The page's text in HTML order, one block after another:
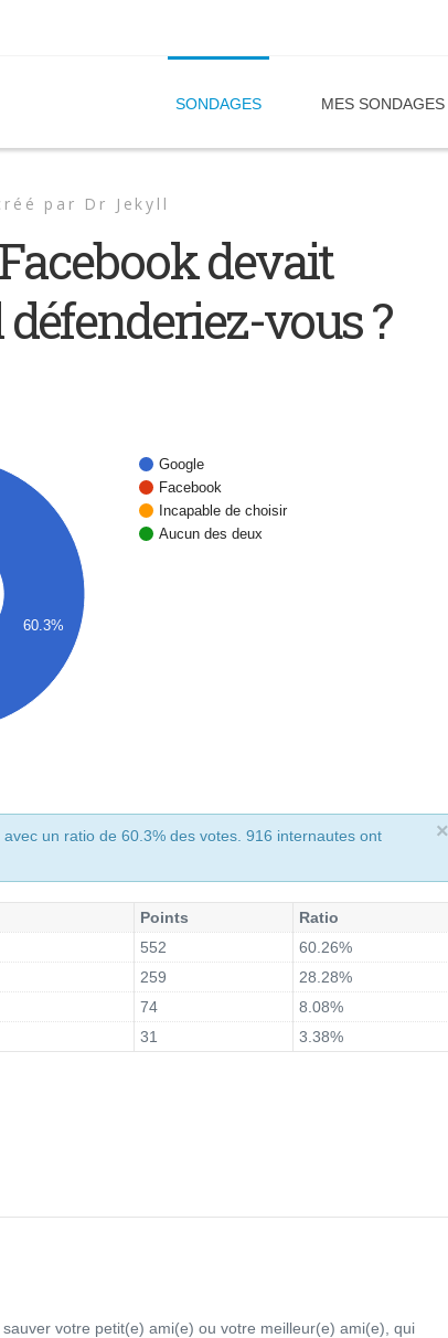
SONDAGES MES SONDAGES
par Dr Jekyll
devait
vous ?
Google
Facebook
Incapable de choisir
Aucun des deux
60.3%
×
un ratio de 60.3% des votes. 916 internautes ont
Points
Ratio
552
60.26%
259
28.28%
74
8.08%
31 3.38%
votre petit(e) ami(e) ou votre meilleur(e) ami(e), qui